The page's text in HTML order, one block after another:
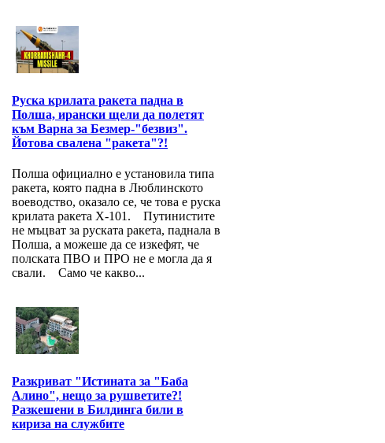
Руска крилата ракета падна в
Полша, ирански щели да полетят
към Варна за Безмер-"безвиз".
Йотова свалена "ракета"?!
Полша официално е установила типа
ракета, която падна в Люблинското
воеводство, оказало се, че това е руска
крилата ракета Х-101. Путинистите
не мъцват за руската ракета, паднала в
Полша, а можеше да се изкефят, че
полската ПВО и ПРО не е могла да я
свали. Само че какво...
Разкриват "Истината за "Баба
Алино", нещо за рушветите?!
Разкешени в Билдинга били в
кириза на службите